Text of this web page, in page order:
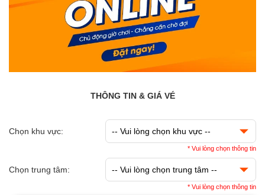
THÔNG TIN & GIÁ VÉ
Chọn khu vực:
* Vui lòng chọn thông tin
Chọn trung tâm:
* Vui lòng chọn thông tin